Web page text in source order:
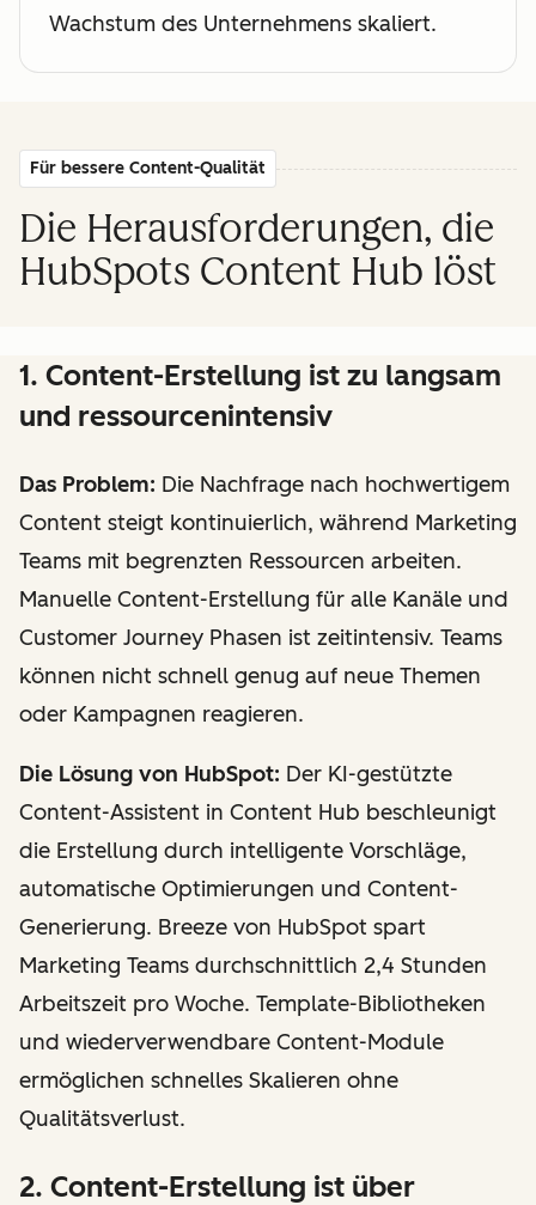
Wachstum des Unternehmens skaliert.
Für bessere Content-Qualität
Die Herausforderungen, die
HubSpots Content Hub löst
1. Content-Erstellung ist zu langsam
und ressourcenintensiv
Das Problem: Die Nachfrage nach hochwertigem
Content steigt kontinuierlich, während Marketing
Teams mit begrenzten Ressourcen arbeiten.
Manuelle Content-Erstellung für alle Kanäle und
Customer Journey Phasen ist zeitintensiv. Teams
können nicht schnell genug auf neue Themen
oder Kampagnen reagieren.
Die Lösung von HubSpot: Der KI-gestützte
Content-Assistent in Content Hub beschleunigt
die Erstellung durch intelligente Vorschläge,
automatische Optimierungen und Content-
Generierung. Breeze von HubSpot spart
Marketing Teams durchschnittlich 2,4 Stunden
Arbeitszeit pro Woche. Template-Bibliotheken
und wiederverwendbare Content-Module
ermöglichen schnelles Skalieren ohne
Qualitätsverlust.
2. Content-Erstellung ist über